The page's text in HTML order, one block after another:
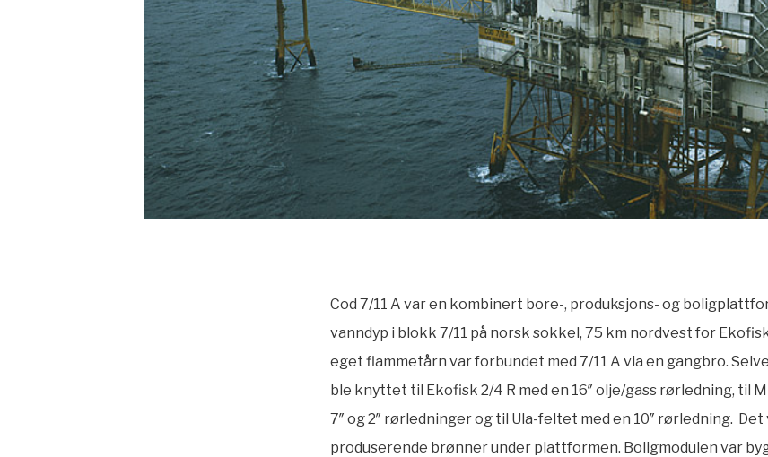
Cod 7/11 A var en kombinert bore-, produksjons- og
vanndyp i blokk 7/11 på norsk sokkel, 75 km nordvest for
eget flammetårn var forbundet med 7/11 A via en gangbro.
ble knyttet til Ekofisk 2/4 R med en 16″ olje/gass rørledning, til
7″ og 2″ rørledninger og til Ula-feltet med en 10″ rørledning. Det
produserende brønner under plattformen. Boligmodulen var